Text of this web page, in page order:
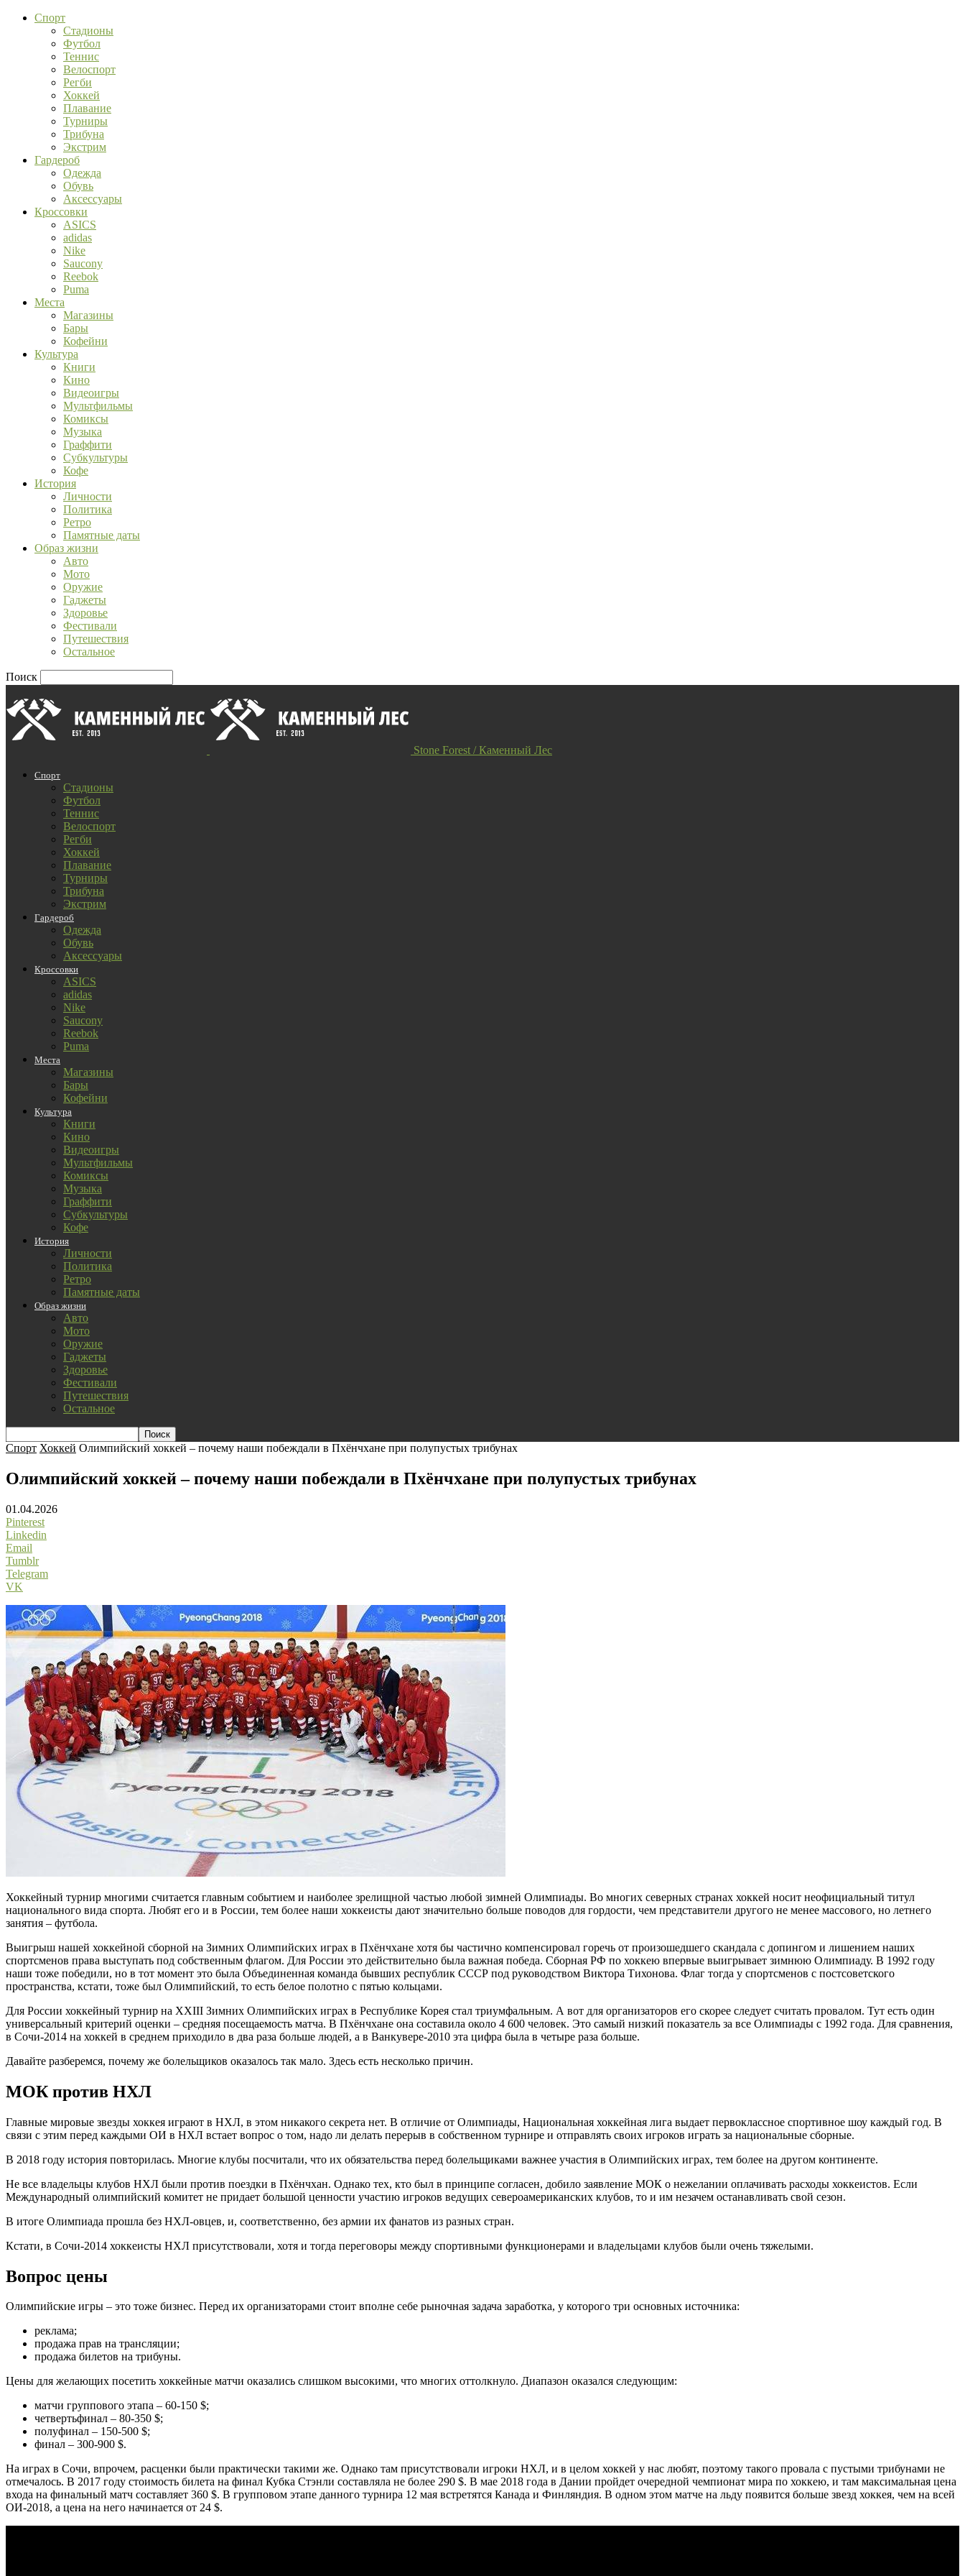
Спорт
Стадионы
Футбол
Теннис
Велоспорт
Регби
Хоккей
Плавание
Турниры
Трибуна
Экстрим
Гардероб
Одежда
Обувь
Аксессуары
Кроссовки
ASICS
adidas
Nike
Saucony
Reebok
Puma
Места
Магазины
Бары
Кофейни
Культура
Книги
Кино
Видеоигры
Мультфильмы
Комиксы
Музыка
Граффити
Субкультуры
Кофе
История
Личности
Политика
Ретро
Памятные даты
Образ жизни
Авто
Мото
Оружие
Гаджеты
Здоровье
Фестивали
Путешествия
Остальное
Поиск
Stone Forest / Каменный Лес
Спорт
Стадионы
Футбол
Теннис
Велоспорт
Регби
Хоккей
Плавание
Турниры
Трибуна
Экстрим
Гардероб
Одежда
Обувь
Аксессуары
Кроссовки
ASICS
adidas
Nike
Saucony
Reebok
Puma
Места
Магазины
Бары
Кофейни
Культура
Книги
Кино
Видеоигры
Мультфильмы
Комиксы
Музыка
Граффити
Субкультуры
Кофе
История
Личности
Политика
Ретро
Памятные даты
Образ жизни
Авто
Мото
Оружие
Гаджеты
Здоровье
Фестивали
Путешествия
Остальное
Спорт Хоккей Олимпийский хоккей – почему наши побеждали в Пхёнчхане при полупустых трибунах
Олимпийский хоккей – почему наши побеждали в Пхёнчхане при полупустых трибунах
01.04.2026
Pinterest
Linkedin
Email
Tumblr
Telegram
VK
Хоккейный турнир многими считается главным событием и наиболее зрелищной частью любой зимней Олимпиады. Во многих северных странах хоккей носит неофициальный титул
национального вида спорта. Любят его и в России, тем более наши хоккеисты дают значительно больше поводов для гордости, чем представители другого не менее массового, но летнего
занятия – футбола.
Выигрыш нашей хоккейной сборной на Зимних Олимпийских играх в Пхёнчхане хотя бы частично компенсировал горечь от произошедшего скандала с допингом и лишением наших
спортсменов права выступать под собственным флагом. Для России это действительно была важная победа. Сборная РФ по хоккею впервые выигрывает зимнюю Олимпиаду. В 1992 году
наши тоже победили, но в тот момент это была Объединенная команда бывших республик СССР под руководством Виктора Тихонова. Флаг тогда у спортсменов с постсоветского
пространства, кстати, тоже был Олимпийский, то есть белое полотно с пятью кольцами.
Для России хоккейный турнир на XXIII Зимних Олимпийских играх в Республике Корея стал триумфальным. А вот для организаторов его скорее следует считать провалом. Тут есть один
универсальный критерий оценки – средняя посещаемость матча. В Пхёнчхане она составила около 4 600 человек. Это самый низкий показатель за все Олимпиады с 1992 года. Для сравнения,
в Сочи-2014 на хоккей в среднем приходило в два раза больше людей, а в Ванкувере-2010 эта цифра была в четыре раза больше.
Давайте разберемся, почему же болельщиков оказалось так мало. Здесь есть несколько причин.
МОК против НХЛ
Главные мировые звезды хоккея играют в НХЛ, в этом никакого секрета нет. В отличие от Олимпиады, Национальная хоккейная лига выдает первоклассное спортивное шоу каждый год. В
связи с этим перед каждыми ОИ в НХЛ встает вопрос о том, надо ли делать перерыв в собственном турнире и отправлять своих игроков играть за национальные сборные.
В 2018 году история повторилась. Многие клубы посчитали, что их обязательства перед болельщиками важнее участия в Олимпийских играх, тем более на другом континенте.
Не все владельцы клубов НХЛ были против поездки в Пхёнчхан. Однако тех, кто был в принципе согласен, добило заявление МОК о нежелании оплачивать расходы хоккеистов. Если
Международный олимпийский комитет не придает большой ценности участию игроков ведущих североамериканских клубов, то и им незачем останавливать свой сезон.
В итоге Олимпиада прошла без НХЛ-овцев, и, соответственно, без армии их фанатов из разных стран.
Кстати, в Сочи-2014 хоккеисты НХЛ присутствовали, хотя и тогда переговоры между спортивными функционерами и владельцами клубов были очень тяжелыми.
Вопрос цены
Олимпийские игры – это тоже бизнес. Перед их организаторами стоит вполне себе рыночная задача заработка, у которого три основных источника:
реклама;
продажа прав на трансляции;
продажа билетов на трибуны.
Цены для желающих посетить хоккейные матчи оказались слишком высокими, что многих оттолкнуло. Диапазон оказался следующим:
матчи группового этапа – 60-150 $;
четвертьфинал – 80-350 $;
полуфинал – 150-500 $;
финал – 300-900 $.
На играх в Сочи, впрочем, расценки были практически такими же. Однако там присутствовали игроки НХЛ, и в целом хоккей у нас любят, поэтому такого провала с пустыми трибунами не
отмечалось. В 2017 году стоимость билета на финал Кубка Стэнли составляла не более 290 $. В мае 2018 года в Дании пройдет очередной чемпионат мира по хоккею, и там максимальная цена
входа на финальный матч составляет 360 $. В групповом этапе данного турнира 12 мая встретятся Канада и Финляндия. В одном этом матче на льду появится больше звезд хоккея, чем на всей
ОИ-2018, а цена на него начинается от 24 $.